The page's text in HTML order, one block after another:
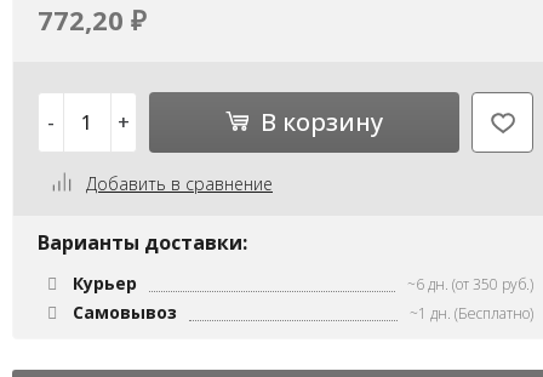
772,20 ₽
- + В корзину
Добавить в сравнение
Варианты доставки:
Курьер ~6 дн. (от 350 руб.)
Самовывоз ~1 дн. (Бесплатно)